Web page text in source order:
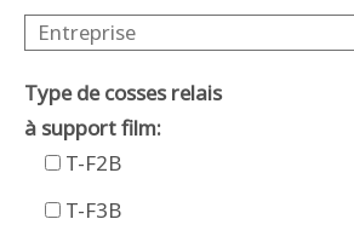
Réalisations
Partenaires
Type de cosses relais
à support film:
T-F2B
T-F3B